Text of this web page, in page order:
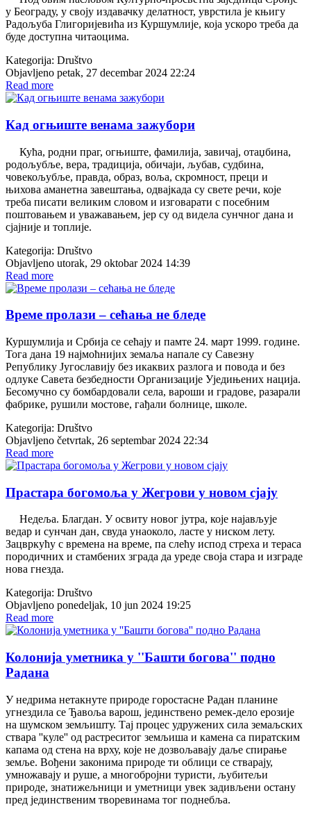
у Београду, у своју издавачку делатност, уврстила је књигу
Радољуба Глигоријевића из Куршумлије, која ускоро треба да
буде доступна читаоцима.
Kategorija: Društvo
Objavljeno petak, 27 decembar 2024 22:24
Read more
Кад огњиште венама зажубори
Кућа, родни праг, огњиште, фамилија, завичај, отаџбина,
родољубље, вера, традиција, обичаји, љубав, судбина,
човекољубље, правда, образ, воља, скромност, преци и
њихова аманетна завештања, одвајкада су свете речи, које
треба писати великим словом и изговарати с посебним
поштовањем и уважавањем, јер су од видела сунчног дана и
сјајније и топлије.
Kategorija: Društvo
Objavljeno utorak, 29 oktobar 2024 14:39
Read more
Време пролази – сећања не бледе
Куршумлија и Србија се сећају и памте 24. март 1999. године.
Тога дана 19 најмоћнијих земаља напале су Савезну
Републику Југославију без икаквих разлога и повода и без
одлуке Савета безбедности Организације Уједињених нација.
Бесомучно су бомбардовали села, вароши и градове, разарали
фабрике, рушили мостове, гађали болнице, школе.
Kategorija: Društvo
Objavljeno četvrtak, 26 septembar 2024 22:34
Read more
Прастара богомоља у Жегрови у новом сјају
Недеља. Благдан. У освиту новог јутра, које најављује
ведар и сунчан дан, свуда унаоколо, ласте у ниском лету.
Зацвркућу с времена на време, па слећу испод стреха и тераса
породичних и стамбених зграда да уреде своја стара и изграде
нова гнезда.
Kategorija: Društvo
Objavljeno ponedeljak, 10 jun 2024 19:25
Read more
Колонија уметника у ''Башти богова'' подно
Радана
У недрима нетакнуте природе горостасне Радан планине
угнездила се Ђавоља варош, јединствено ремек-дело ерозије
на шумском земљишту. Тај процес удружених сила земаљских
ствара ''куле'' од растреситог земљиша и камена са пиратским
капама од стена на врху, које не дозвољавају даље спирање
земље. Вођени законима природе ти облици се стварају,
умножавају и руше, а многобројни туристи, љубитељи
природе, знатижељници и уметници увек задивљени остану
пред јединственим творевинама тог поднебља.